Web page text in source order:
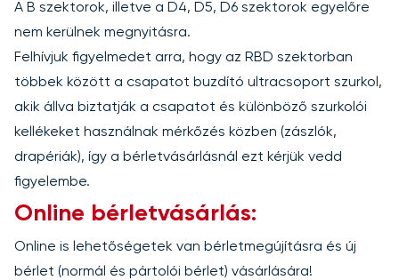
A B szektorok, illetve a D4, D5, D6 szektorok egyelőre
nem kerülnek megnyitásra.
Felhívjuk figyelmedet arra, hogy az RBD szektorban
többek között a csapatot buzdító ultracsoport szurkol,
akik állva biztatják a csapatot és különböző szurkolói
kellékeket használnak mérkőzés közben (zászlók,
drapériák), így a bérletvásárlásnál ezt kérjük vedd
figyelembe.
Online bérletvásárlás:
Online is lehetőségetek van bérletmegújításra és új
bérlet (normál és pártolói bérlet) vásárlására!